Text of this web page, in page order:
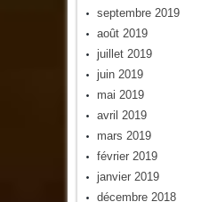
septembre 2019
août 2019
juillet 2019
juin 2019
mai 2019
avril 2019
mars 2019
février 2019
janvier 2019
décembre 2018